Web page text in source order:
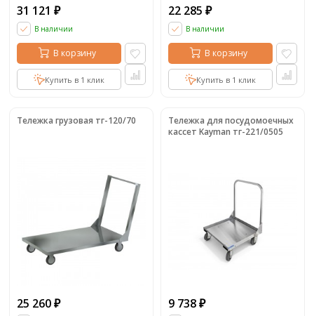
31 121 ₽
В наличии
В корзину
Купить в 1 клик
22 285 ₽
В наличии
В корзину
Купить в 1 клик
Тележка грузовая тг-120/70
25 260 ₽
Тележка для посудомоечных
кассет Kayman тг-221/0505
9 738 ₽